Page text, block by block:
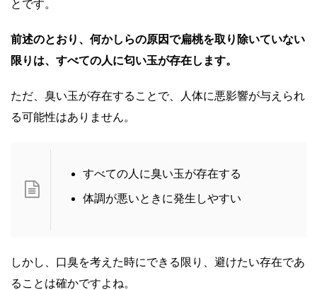
とです。
前述のとおり、何かしらの原因で扁桃を取り除いていない
限りは、すべての人に匂い玉が存在します。
ただ、臭い玉が存在することで、人体に悪影響が与えられ
る可能性はありません。
すべての人に臭い玉が存在する
体調が悪いときに発生しやすい
しかし、口臭を考えた時にできる限り、避けたい存在であ
ることは確かですよね。